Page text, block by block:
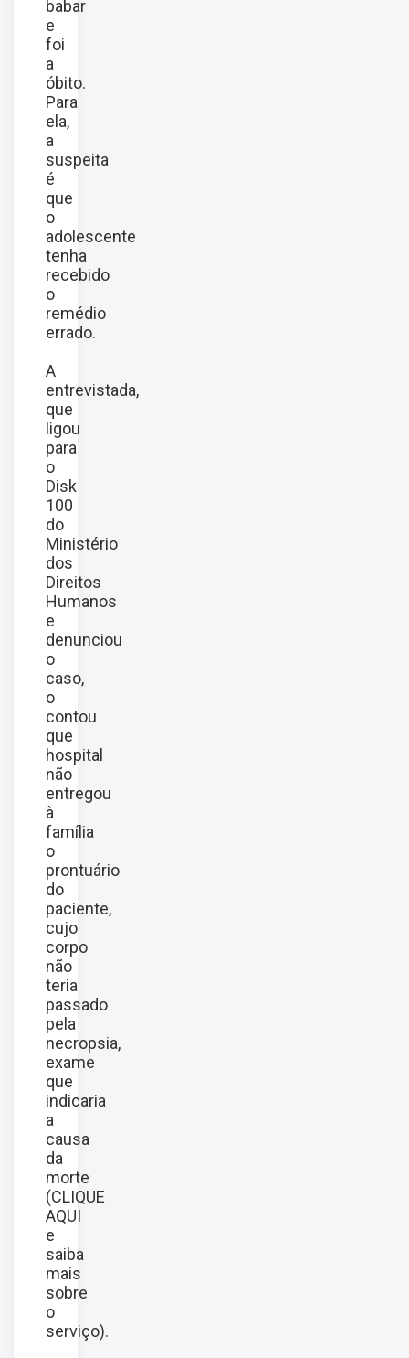
babar
e
foi
a
óbito.
Para
ela,
a
suspeita
é
que
o
adolescente
tenha
recebido
o
remédio
errado.
A
entrevistada,
que
ligou
para
o
Disk
100
do
Ministério
dos
Direitos
Humanos
e
denunciou
o
caso,
o
contou
que
hospital
não
entregou
à
família
o
prontuário
do
paciente,
cujo
corpo
não
teria
passado
pela
necropsia,
exame
que
indicaria
a
causa
da
morte
(CLIQUE
AQUI
e
saiba
mais
sobre
o
serviço).